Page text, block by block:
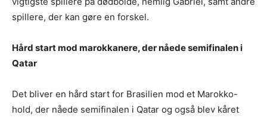
spillere, der kan gøre en forskel.
Hård start mod marokkanere, der nåede semifinalen i
Qatar
Det bliver en hård start for Brasilien mod et Marokko-
hold, der nåede semifinalen i Qatar og også blev kåret